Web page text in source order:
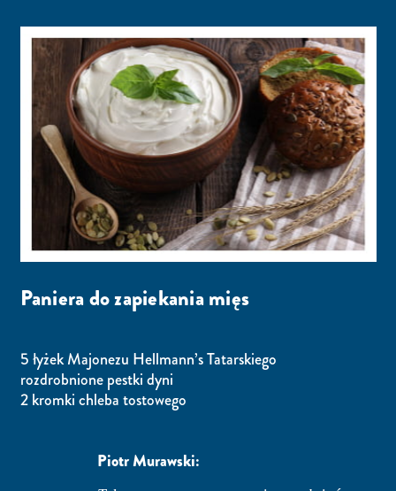
Paniera do zapiekania mięs
5 łyżek Majonezu Hellmann’s Tatarskiego
rozdrobnione pestki dyni
2 kromki chleba tostowego
Piotr Murawski: